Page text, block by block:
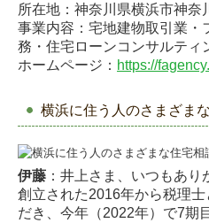
情報提供
相談会・セミナー開催
所在地：神奈川県横浜市神奈
事業内容：宅地建物取引業・
務・住宅ローンコンサルティ
ホームページ： https://
横浜に住う人のさまざま
伊藤 ：井上さま、いつもあ
創立された2016年から税理士
だき、今年（2022年）で7期